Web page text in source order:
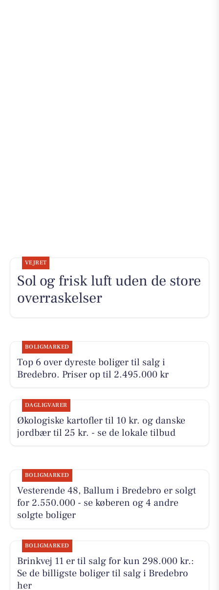
VEJRET
Sol og frisk luft uden de store
overraskelser
BOLIGMARKED
Top 6 over dyreste boliger til salg i
Bredebro. Priser op til 2.495.000 kr
DAGLIGVARER
Økologiske kartofler til 10 kr. og danske
jordbær til 25 kr. - se de lokale tilbud
BOLIGMARKED
Vesterende 48, Ballum i Bredebro er solgt
for 2.550.000 - se køberen og 4 andre
solgte boliger
BOLIGMARKED
Brinkvej 11 er til salg for kun 298.000 kr.:
Se de billigste boliger til salg i Bredebro
her